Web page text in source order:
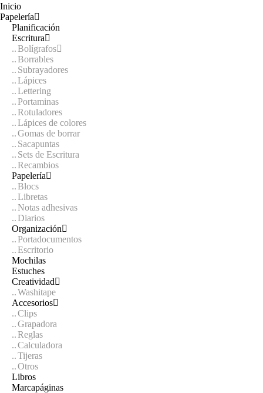
Inicio
Papelería
Planificación
Escritura
Bolígrafos
Borrables
Subrayadores
Lápices
Lettering
Portaminas
Rotuladores
Lápices de colores
Gomas de borrar
Sacapuntas
Sets de Escritura
Recambios
Papelería
Blocs
Libretas
Notas adhesivas
Diarios
Organización
Portadocumentos
Escritorio
Mochilas
Estuches
Creatividad
Washitape
Accesorios
Clips
Grapadora
Reglas
Calculadora
Tijeras
Otros
Libros
Marcapáginas